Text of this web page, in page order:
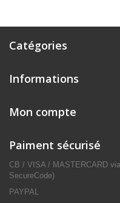
Catégories
Informations
Mon compte
Paiment sécurisé
CB / VISA / MASTERCARD
SecureCode)
PAYPAL